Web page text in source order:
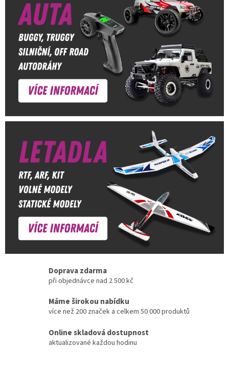
Doprava zdarma
při objednávce nad 2 500 kč
Máme širokou nabídku
více než 200 značek a celkem 50 000 produktů
Online skladová dostupnost
aktualizované každou hodinu